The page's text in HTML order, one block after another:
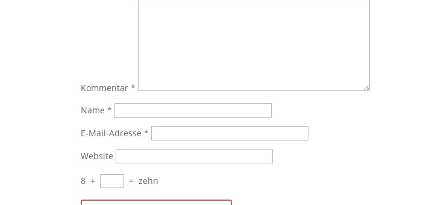
Kommentar*
Name*
E-Mail-Adresse*
Website
8 + = zehn